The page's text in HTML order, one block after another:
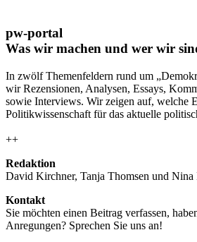
pw-portal
Was wir machen und wer wir
In zwölf Themenfeldern rund um
wir Rezensionen, Analysen, Essays,
sowie Interviews. Wir zeigen auf, welche
Politikwissenschaft für das aktuelle
++
Redaktion
David Kirchner, Tanja Thomsen und Nina
Kontakt
Sie möchten einen Beitrag verfassen,
Anregungen? Sprechen Sie uns an!